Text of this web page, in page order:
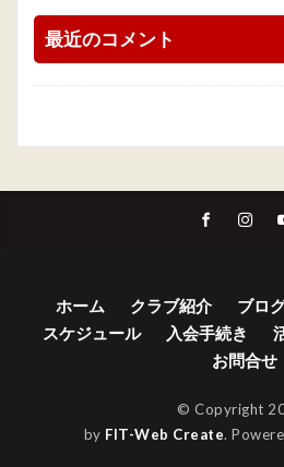
最近のコメント
ホーム クラブ紹介 ブロ
スケジュール
入会手続き
お問合せ
© Copyright
by FIT-Web Create.